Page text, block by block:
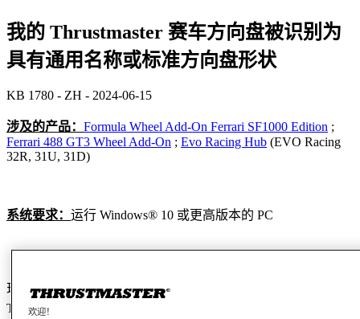
我的 Thrustmaster 赛车方向盘被识别为
具有通用名称或标准方向盘形状
KB 1780 - ZH - 2024-06-15
涉及的产品： Formula Wheel Add-On Ferrari SF1000 Edition ;
Ferrari 488 GT3 Wheel Add-On ; Evo Racing Hub (EVO Racing
32R, 31U, 31D)
系统要求： 运行 Windows® 10 或更高版本的 PC
现在，Thrustmaster 双皮带伺服底座可通过标准协议识别
Thrustmaster 新一代滚轮附加组件。
欢迎！